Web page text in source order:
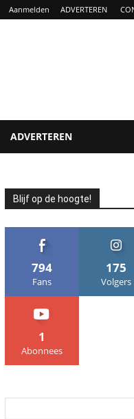
Aanmelden ADVERTEREN
ADVERTEREN
Blijf op de hoogte!
794
Fans
175
Volgers
1
Abonnees